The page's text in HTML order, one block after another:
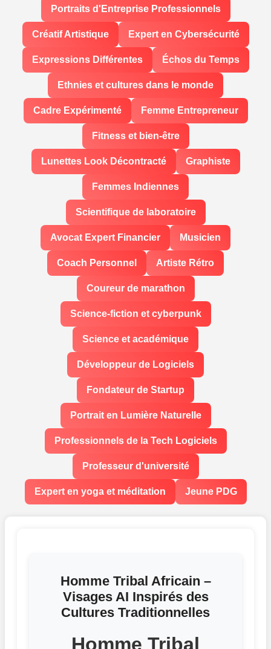
Portraits d'Entreprise Professionnels
Créatif Artistique Expert en Cybersécurité
Expressions Différentes Échos du Temps
Ethnies et cultures dans le monde
Cadre Expérimenté Femme Entrepreneur
Fitness et bien-être
Lunettes Look Décontracté Graphiste
Femmes Indiennes
Scientifique de laboratoire
Avocat Expert Financier Musicien
Coach Personnel Artiste Rétro
Coureur de marathon
Science-fiction et cyberpunk
Science et académique
Développeur de Logiciels
Fondateur de Startup
Portrait en Lumière Naturelle
Professionnels de la Tech Logiciels
Professeur d'université
Expert en yoga et méditation Jeune PDG
Homme Tribal Africain –
Visages AI Inspirés des
Cultures Traditionnelles
Homme Tribal